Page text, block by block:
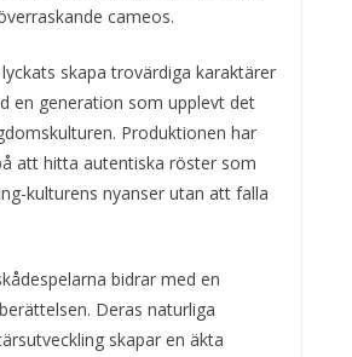
cameos.
skapa trovärdiga karaktärer
en generation som upplevt det
Produktionen har
att hitta autentiska röster som
kulturens nyanser utan att falla
bidrar med en
Deras naturliga
skapar en äkta